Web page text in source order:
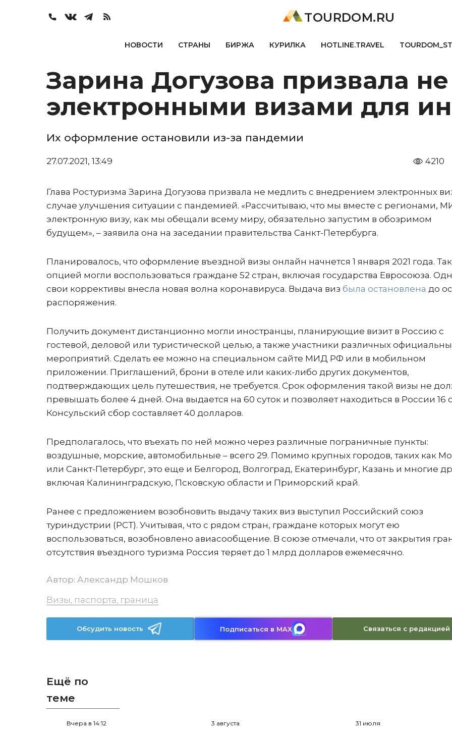
TOURDOM.RU
НОВОСТИ СТРАНЫ БИРЖА КУРИЛКА HOTLINE.TRAVEL
Зарина Догузова призвала
электронными визами для
Их оформление остановили из-за пандемии
27.07.2021, 13:49 4210
Глава Ростуризма Зарина Догузова призвала не медлить с внедрением электронных
случае улучшения ситуации с пандемией. «Рассчитываю, что мы вместе с регионами,
электронную визу, как мы обещали всему миру, обязательно запустим в обозримом
будущем», – заявила она на заседании правительства Санкт-Петербурга.
Планировалось, что оформление въездной визы онлайн начнется 1 января 2021 года.
опцией могли воспользоваться граждане 52 стран, включая государства Евросоюза.
свои коррективы внесла новая волна коронавируса. Выдача виз была остановлена до
распоряжения.
Получить документ дистанционно могли иностранцы, планирующие визит в Россию с
гостевой, деловой или туристической целью, а также участники различных
мероприятий. Сделать ее можно на специальном сайте МИД РФ или в мобильном
приложении. Приглашений, брони в отеле или каких-либо других документов,
подтверждающих цель путешествия, не требуется. Срок оформления такой визы не
превышать более 4 дней. Она выдается на 60 суток и позволяет находиться в России 16
Консульский сбор составляет 40 долларов.
Предполагалось, что въехать по ней можно через различные пограничные пункты:
воздушные, морские, автомобильные – всего 29. Помимо крупных городов, таких как
или Санкт-Петербург, это еще и Белгород, Волгоград, Екатеринбург, Казань и многие
включая Калининградскую, Псковскую области и Приморский край.
Ранее с предложением возобновить выдачу таких виз выступил Российский союз
туриндустрии (РСТ). Учитывая, что с рядом стран, граждане которых могут ею
воспользоваться, возобновлено авиасообщение. В союзе отмечали, что от закрытия
отсутствия въездного туризма Россия теряет до 1 млрд долларов ежемесячно.
Автор: Александр Мошков
Визы, паспорта, граница
Обсудить новость Подписаться в MAX Связаться с редакцией
Ещё по
теме
Вчера в 14:12 3 августа 31 июля